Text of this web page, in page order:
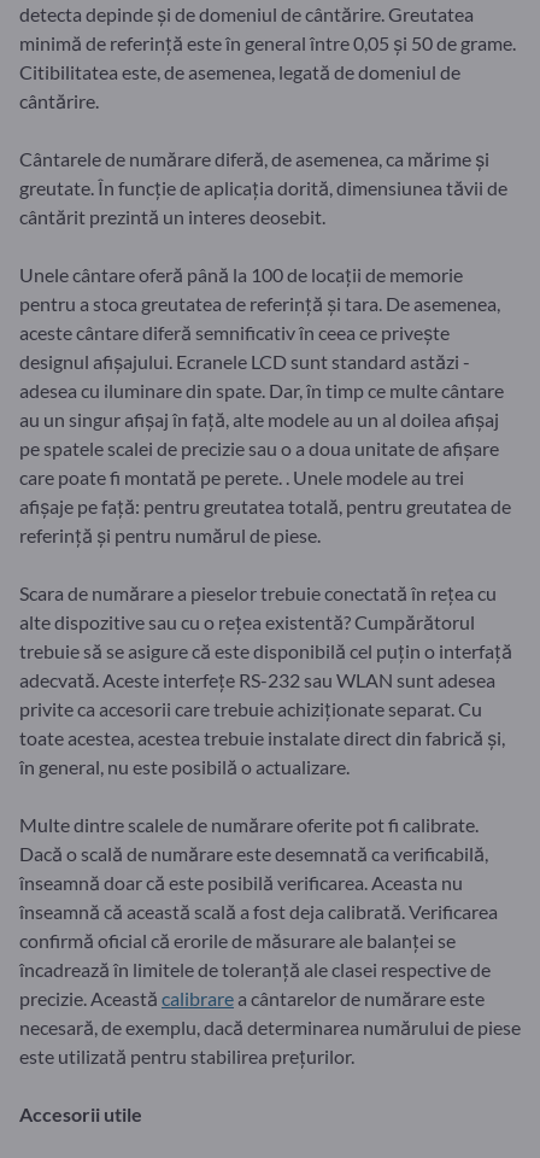
detecta depinde și de domeniul de cântărire. Greutatea
minimă de referință este în general între 0,05 și 50 de grame.
Citibilitatea este, de asemenea, legată de domeniul de
cântărire.
Cântarele de numărare diferă, de asemenea, ca mărime și
greutate. În funcție de aplicația dorită, dimensiunea tăvii de
cântărit prezintă un interes deosebit.
Unele cântare oferă până la 100 de locații de memorie
pentru a stoca greutatea de referință și tara. De asemenea,
aceste cântare diferă semnificativ în ceea ce privește
designul afișajului. Ecranele LCD sunt standard astăzi -
adesea cu iluminare din spate. Dar, în timp ce multe cântare
au un singur afișaj în față, alte modele au un al doilea afișaj
pe spatele scalei de precizie sau o a doua unitate de afișare
care poate fi montată pe perete. . Unele modele au trei
afișaje pe față: pentru greutatea totală, pentru greutatea de
referință și pentru numărul de piese.
Scara de numărare a pieselor trebuie conectată în rețea cu
alte dispozitive sau cu o rețea existentă? Cumpărătorul
trebuie să se asigure că este disponibilă cel puțin o interfață
adecvată. Aceste interfețe RS-232 sau WLAN sunt adesea
privite ca accesorii care trebuie achiziționate separat. Cu
toate acestea, acestea trebuie instalate direct din fabrică și,
în general, nu este posibilă o actualizare.
Multe dintre scalele de numărare oferite pot fi calibrate.
Dacă o scală de numărare este desemnată ca verificabilă,
înseamnă doar că este posibilă verificarea. Aceasta nu
înseamnă că această scală a fost deja calibrată. Verificarea
confirmă oficial că erorile de măsurare ale balanței se
încadrează în limitele de toleranță ale clasei respective de
precizie. Această calibrare a cântarelor de numărare este
necesară, de exemplu, dacă determinarea numărului de piese
este utilizată pentru stabilirea prețurilor.
Accesorii utile